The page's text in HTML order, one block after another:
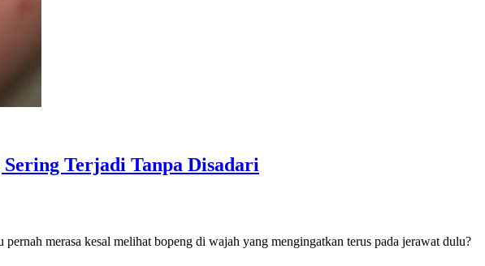
Terjadi Tanpa Disadari
merasa kesal melihat bopeng di wajah yang mengingatkan terus pada jerawat dulu?